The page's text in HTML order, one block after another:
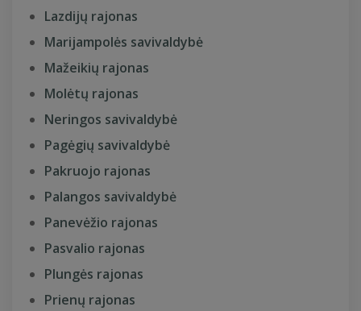
Lazdijų rajonas
Marijampolės savivaldybė
Mažeikių rajonas
Molėtų rajonas
Neringos savivaldybė
Pagėgių savivaldybė
Pakruojo rajonas
Palangos savivaldybė
Panevėžio rajonas
Pasvalio rajonas
Plungės rajonas
Prienų rajonas